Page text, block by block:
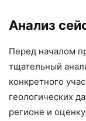
Анализ
Перед началом
тщательный
конкретного
геологических
регионе и